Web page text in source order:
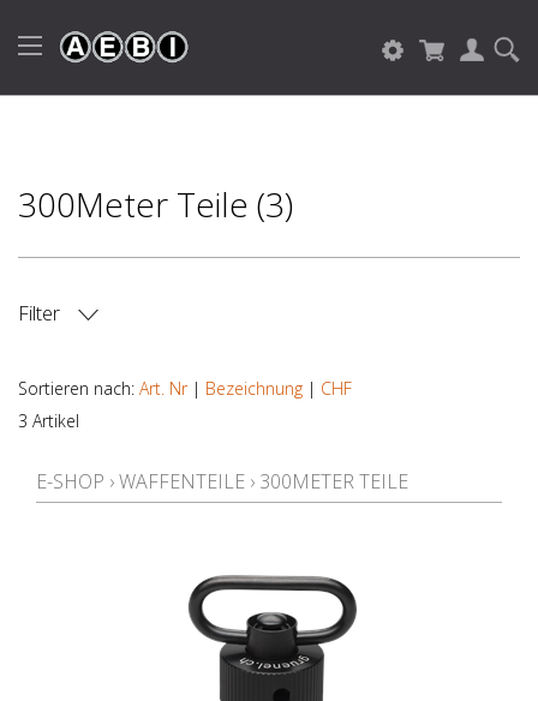
300Meter Teile (3)
Filter
HERSTELLER
KALIBER
Sortieren nach: Art. Nr| Bezeichnung | CHF
3 Artikel
E-SHOP ›WAFFENTEILE › 300METER TEILE